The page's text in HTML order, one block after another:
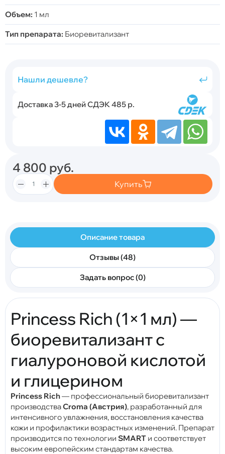
Объем: 1 мл
Тип препарата: Биоревитализант
Нашли дешевле?
Доставка 3-5 дней СДЭК 485 р.
4 800 руб.
Купить
Описание товара
Отзывы (48)
Задать вопрос (0)
Princess Rich (1×1 мл) —
биоревитализант с
гиалуроновой кислотой
и глицерином
Princess Rich— профессиональный биоревитализант
производстваCroma (Австрия), разработанный для
интенсивного увлажнения, восстановления качества
кожи и профилактики возрастных изменений. Препарат
производится по технологии SMART и соответствует
высоким европейским стандартам качества.